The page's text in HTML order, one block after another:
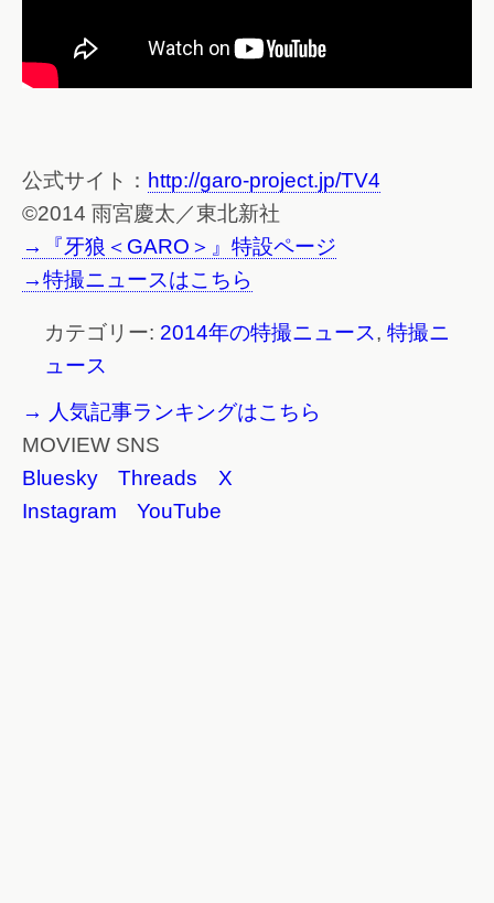
公式サイト： http://garo-project.jp/TV4
©2014 雨宮慶太／東北新社
→『牙狼＜GARO＞』特設ページ
→特撮ニュースはこちら
カテゴリー: 2014年の特撮ニュース, 特撮ニ
ュース
→ 人気記事ランキングはこちら
MOVIEW SNS
Bluesky
Threads
X
Instagram
YouTube